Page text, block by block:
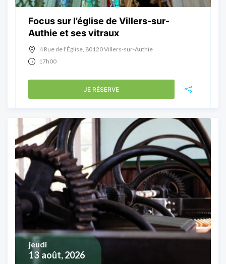
Focus sur l’église de Villers-sur-
Authie et ses vitraux
4 Rue de l'Église, 80120 Villers-sur-Authie
17h00
JE RÉSERVE
13 août, 2026
jeudi